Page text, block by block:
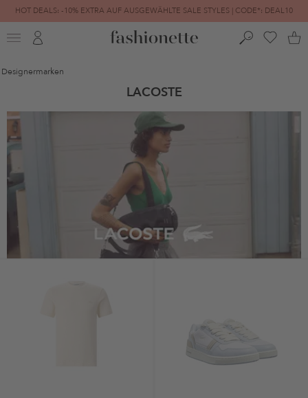
HOT DEALS: -10% EXTRA AUF AUSGEWÄHLTE SALE STYLES | CODE*: DEAL10
FINAL SALE | BIS ZU -80% REDUZIERT
Designermarken
LACOSTE